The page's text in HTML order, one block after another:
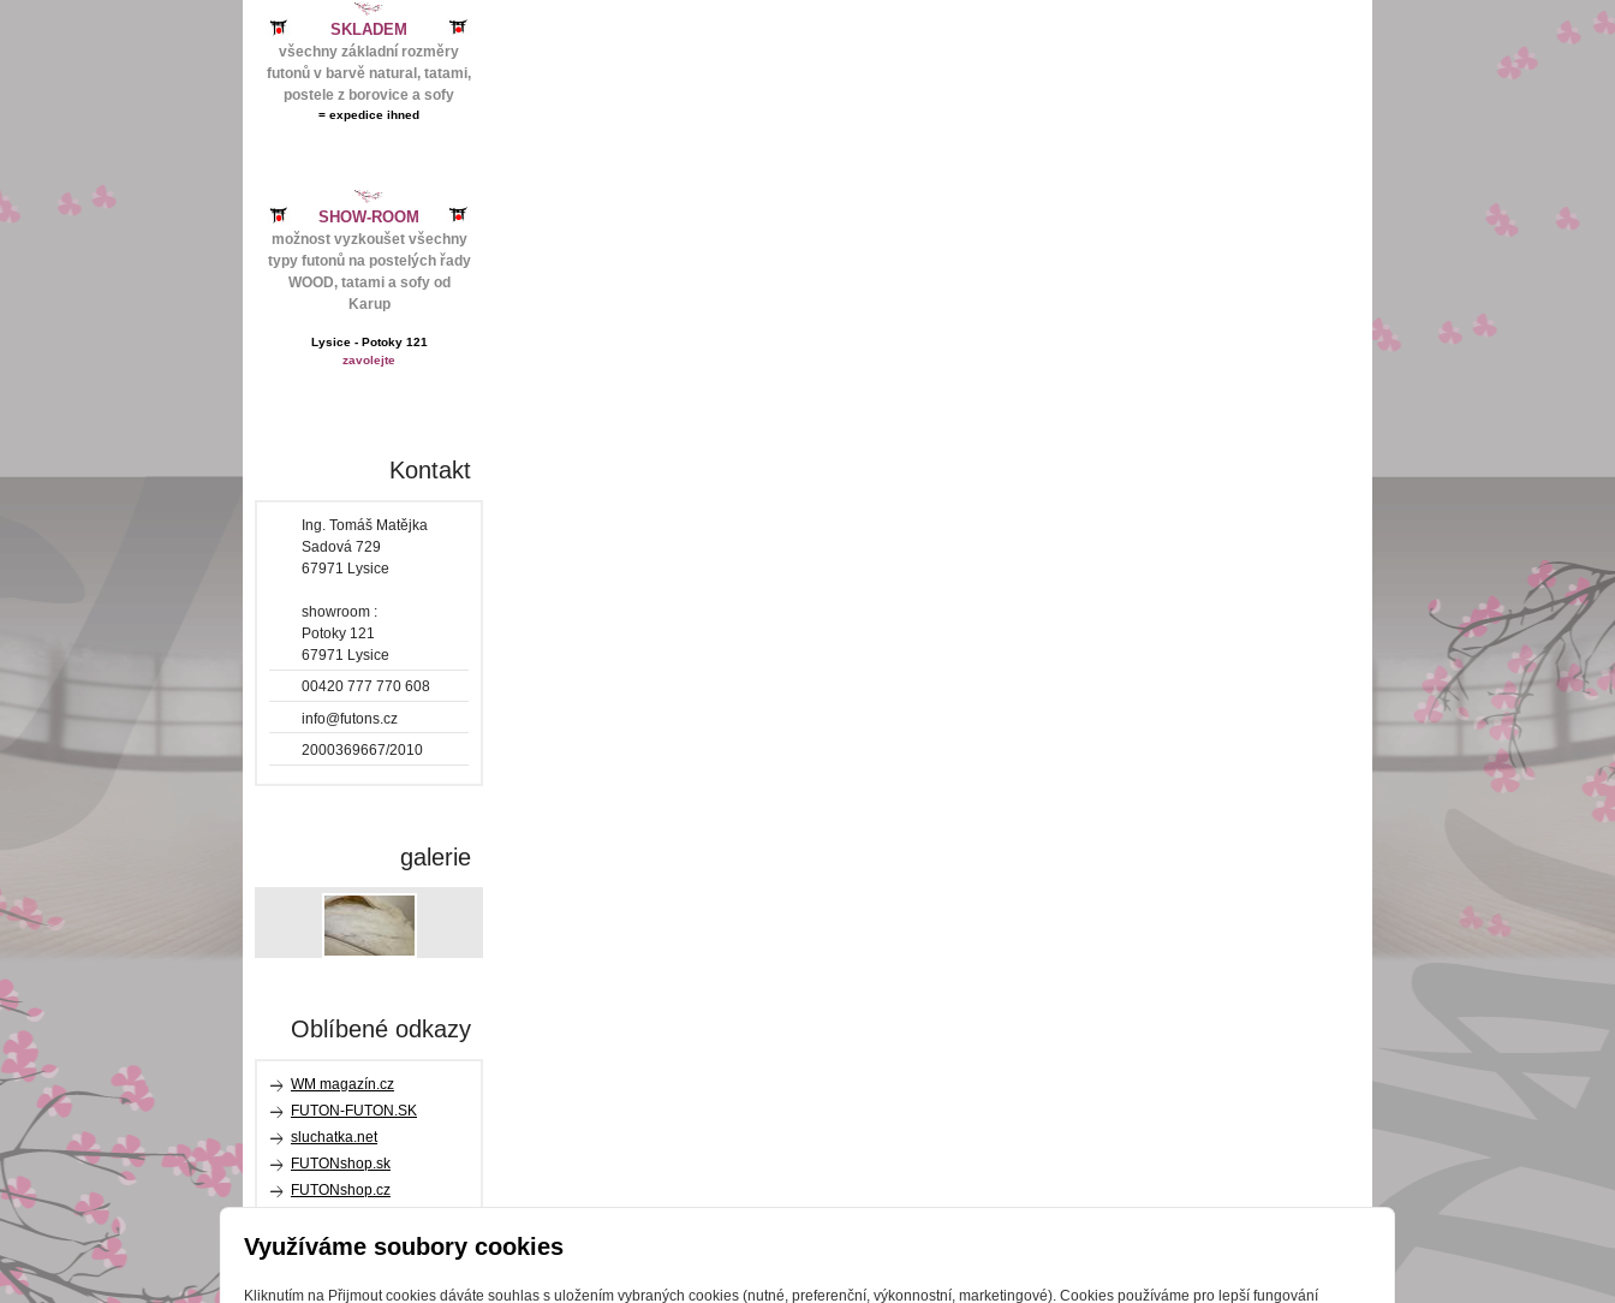
SKLADEM
všechny základní rozměry
futonů v barvě natural, tatami,
postele z borovice a sofy
= expedice ihned
SHOW-ROOM
možnost vyzkoušet všechny
typy futonů na postelých řady
WOOD, tatami a sofy od
Karup
Lysice - Potoky 121
zavolejte
Kontakt
Ing. Tomáš Matějka
Sadová 729
67971 Lysice
showroom :
Potoky 121
67971 Lysice
00420 777 770 608
info@futons.cz
2000369667/2010
galerie
Oblíbené odkazy
WM magazín.cz
FUTON-FUTON.SK
sluchatka.net
FUTONshop.sk
FUTONshop.cz
karupdesign.com
Využíváme soubory cookies
Kliknutím na Přijmout cookies dáváte souhlas s uložením vybraných cookies (nutné, preferenční, výkonnostní, marketingové). Cookies používáme pro lepší fungování